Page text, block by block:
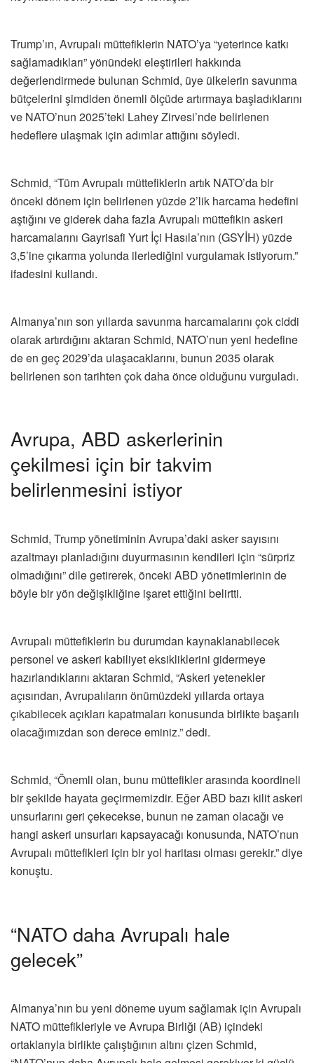
Trump’ın, Avrupalı müttefiklerin NATO’ya “yeterince katkı
sağlamadıkları” yönündeki eleştirileri hakkında
değerlendirmede bulunan Schmid, üye ülkelerin savunma
bütçelerini şimdiden önemli ölçüde artırmaya başladıklarını
ve NATO’nun 2025’teki Lahey Zirvesi’nde belirlenen
hedeflere ulaşmak için adımlar attığını söyledi.
Schmid, “Tüm Avrupalı müttefiklerin artık NATO’da bir
önceki dönem için belirlenen yüzde 2’lik harcama hedefini
aştığını ve giderek daha fazla Avrupalı müttefikin askeri
harcamalarını Gayrisafi Yurt İçi Hasıla’nın (GSYİH) yüzde
3,5’ine çıkarma yolunda ilerlediğini vurgulamak istiyorum.”
ifadesini kullandı.
Almanya’nın son yıllarda savunma harcamalarını çok ciddi
olarak artırdığını aktaran Schmid, NATO’nun yeni hedefine
de en geç 2029’da ulaşacaklarını, bunun 2035 olarak
belirlenen son tarihten çok daha önce olduğunu vurguladı.
Avrupa, ABD askerlerinin
çekilmesi için bir takvim
belirlenmesini istiyor
Schmid, Trump yönetiminin Avrupa’daki asker sayısını
azaltmayı planladığını duyurmasının kendileri için “sürpriz
olmadığını” dile getirerek, önceki ABD yönetimlerinin de
böyle bir yön değişikliğine işaret ettiğini belirtti.
Avrupalı müttefiklerin bu durumdan kaynaklanabilecek
personel ve askeri kabiliyet eksikliklerini gidermeye
hazırlandıklarını aktaran Schmid, “Askeri yetenekler
açısından, Avrupalıların önümüzdeki yıllarda ortaya
çıkabilecek açıkları kapatmaları konusunda birlikte başarılı
olacağımızdan son derece eminiz.” dedi.
Schmid, “Önemli olan, bunu müttefikler arasında koordineli
bir şekilde hayata geçirmemizdir. Eğer ABD bazı kilit askeri
unsurlarını geri çekecekse, bunun ne zaman olacağı ve
hangi askeri unsurları kapsayacağı konusunda, NATO’nun
Avrupalı müttefikleri için bir yol haritası olması gerekir.” diye
konuştu.
“NATO daha Avrupalı hale
gelecek”
Almanya’nın bu yeni döneme uyum sağlamak için Avrupalı
NATO müttefikleriyle ve Avrupa Birliği (AB) içindeki
ortaklarıyla birlikte çalıştığının altını çizen Schmid,